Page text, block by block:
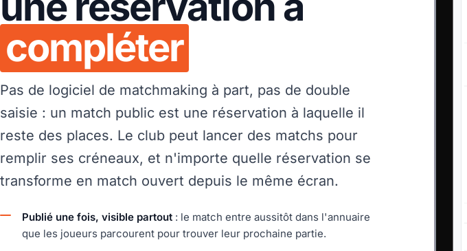
compléter
Pas de logiciel de matchmaking à part, pas de double
saisie : un match public est une réservation à laquelle il
reste des places. Le club peut lancer des matchs pour
remplir ses créneaux, et n'importe quelle réservation se
transforme en match ouvert depuis le même écran.
Publié une fois, visible partout : le match entre aussitôt dans l'annuaire
que les joueurs parcourent pour trouver leur prochaine partie.